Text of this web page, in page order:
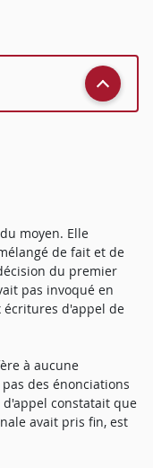
moyen. Elle
de fait et de
du premier
pas invoqué en
écritures d'appel de
à aucune
des énonciations
constatait que
avait pris fin, est